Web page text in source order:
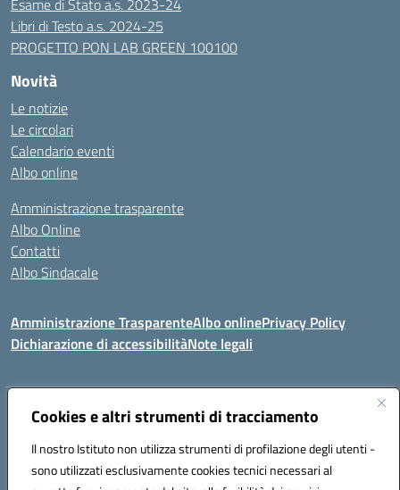
Cookies e altri strumenti di tracciamento
Il nostro Istituto non utilizza strumenti di profilazione degli utenti -
sono utilizzati esclusivamente cookies tecnici necessari al
Esame di Stato a.s. 2023-24
Libri di Testo a.s. 2024-25
PROGETTO PON LAB GREEN 100100
Novità
Le notizie
Le circolari
Calendario eventi
Albo online
Amministrazione trasparente
Albo Online
Contatti
Albo Sindacale
Amministrazione TrasparenteAlbo onlinePrivacy Policy
Dichiarazione di accessibilitàNote legali
Indirizzo:Via De Martis s.n.c. 07029 Tempio Pausania (OT)
Posta elettronica certificata (PEC):sssl030007@pec.istruzione.it
Codice fiscale: 91009410902